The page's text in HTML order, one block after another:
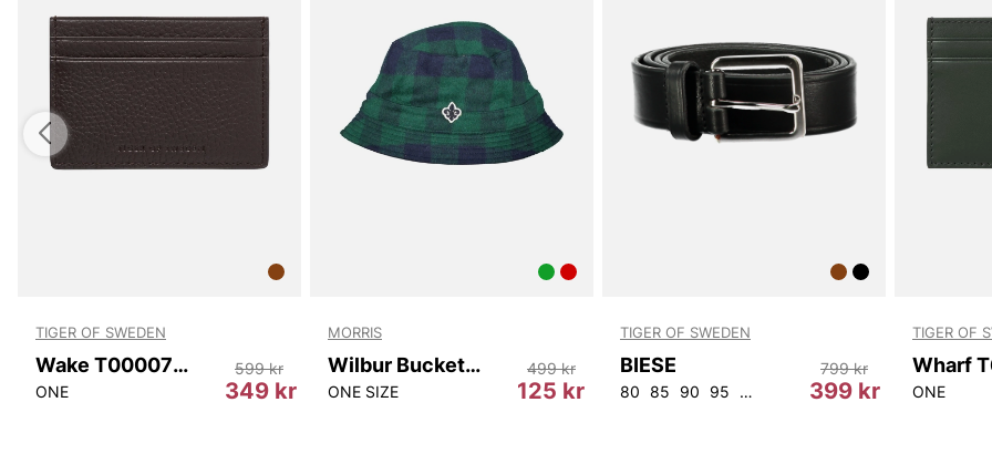
TIGER OF SWEDEN
Wake T00007 10N
ONE 349 kr
599 kr
MORRIS
Wilbur Bucket Hat
ONE SIZE 125 kr
499 kr
TIGER OF SWEDEN
BIESE
80 85 90 95 100 399 kr
799 kr
TIGER OF
ONE